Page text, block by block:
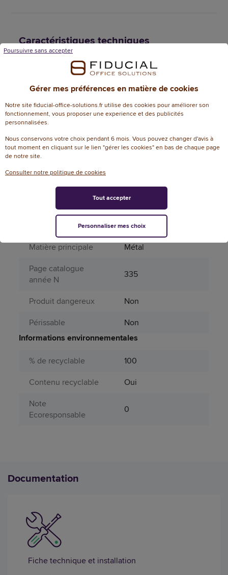
Caractéristiques techniques
Informations génériques
Référence
11984117
Dimensions
Attributs spécifiques
Aérosol
Couleur (sauvegarde
noir
Largeur du dos
8
Matière principale
Métal
Page catalogue
année N
335
Produit dangereux
Non
Périssable
Non
Informations environnementales
% de recyclable
100
Contenu recyclable
Oui
Note
Ecoresponsable
0
Documentation
Fiche technique et installation
Gérer mes préférences en matière de cookies
Notre site fiducial-office-solutions.fr utilise des cookies pour améliorer son
fonctionnement, vous proposer une experience et des publicités
personnalisées.
Nous conservons votre choix pendant 6 mois. Vous pouvez changer d'avis à
tout moment en cliquant sur le lien "gérer les cookies" en bas de chaque page
de notre site.
Consulter notre politique de cookies
Poursuivre sans accepter
Personnaliser mes choix
Tout accepter